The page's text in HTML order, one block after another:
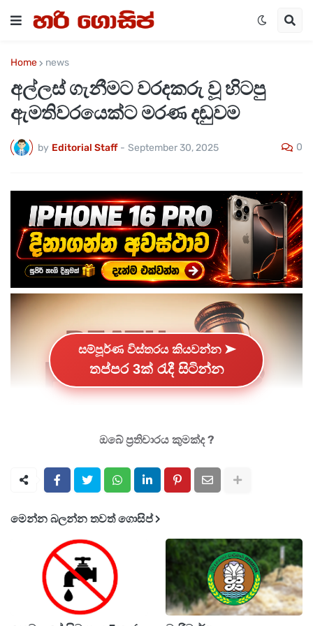
Home news
අල්ලස් ගැනීමට වරදකරු වූ හිටපු
ඇමතිවරයෙක්ට මරණ දඬුවම
by Editorial Staff - September 30, 2025 0
චීනයේ හිටපු කෘෂිකර්ම හා ග්‍රාමීය කටයුතු අමාත්‍ය
චෝදනාව මත මරණ දඬුවම නියම වූ බව විදෙස්
මාධ්‍ය වාර්තා කර තිබෙනවා.
2007 සිට 2024 දක්වා විවිධ තනතුරු දරමින් ටැන්ග්,
යුවාන් මිලියන 268කට (අමෙරිකානු ඩොලර්
සම්පූර්ණ විස්තරය කියවන්න ➤
තප්පර 3ක් රැදී සිටින්න
ඔබේ ප්‍රතිචාරය කුමක්ද ?
මෙන්න බලන්න තවත් ගොසිප්